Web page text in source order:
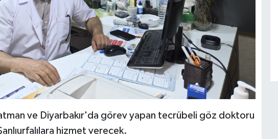
ve Diyarbakır'da görev yapan tecrübeli göz doktoru
hizmet verecek.